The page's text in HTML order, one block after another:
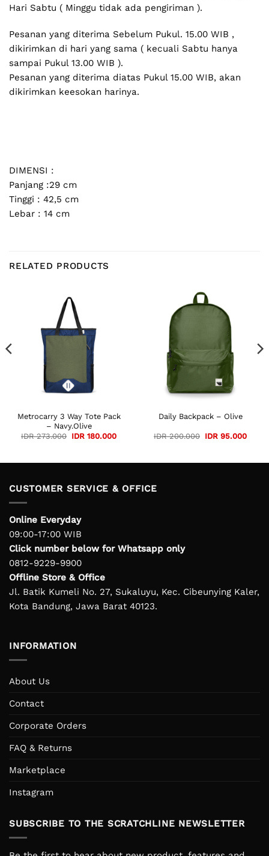
Hari Sabtu ( Minggu tidak ada pengiriman ).
Pesanan yang diterima Sebelum Pukul. 15.00 WIB ,
dikirimkan di hari yang sama ( kecuali Sabtu hanya
sampai Pukul 13.00 WIB ).
Pesanan yang diterima diatas Pukul 15.00 WIB, akan
dikirimkan keesokan harinya.
DIMENSI :
Panjang :29 cm
Tinggi : 42,5 cm
Lebar : 14 cm
RELATED PRODUCTS
Metrocarry 3 Way Tote Pack
– Navy.Olive
IDR273.000 Original
IDR180.000Current
Daily Backpack – Olive
IDR200.000 Original
IDR95.000
CUSTOMER SERVICE & OFFICE
Online Everyday
09:00-17:00 WIB
Click number below for Whatsapp only
0812-9229-9900
Offline Store & Office
Jl. Batik Kumeli No. 27, Sukaluyu, Kec. Cibeunying Kaler,
Kota Bandung, Jawa Barat 40123.
INFORMATION
About Us
Contact
Corporate Orders
FAQ & Returns
Marketplace
Instagram
SUBSCRIBE TO THE SCRATCHLINE NEWSLETTER